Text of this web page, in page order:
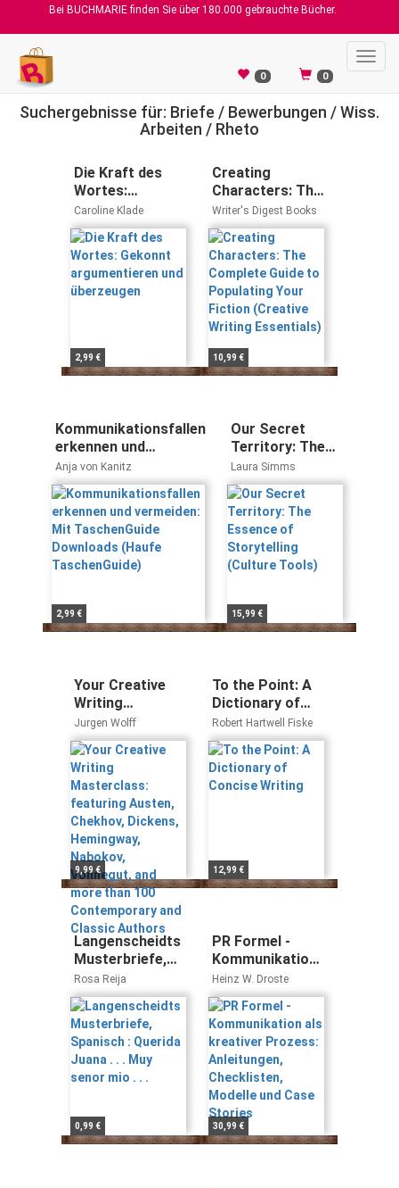
Bei BUCHMARIE finden Sie über 180.000 gebrauchte Bücher.
0 0
Suchergebnisse für: Briefe / Bewerbungen / Wiss.
Arbeiten / Rheto
Die Kraft des
Wortes:
Gekonnt
argumentieren
und überzeugen
Caroline Klade
2,99 €
Creating
Characters: The
Complete Guide
to Populating
Your Fiction
(Creative
Writing
Essentials)
Writer's Digest Books
10,99 €
Kommunikationsfallen
erkennen und
vermeiden: Mit
TaschenGuide
Downloads (Haufe
TaschenGuide)
Anja von Kanitz
2,99 €
Our Secret
Territory: The
Essence of
Storytelling
(Culture Tools)
Laura Simms
15,99 €
Your Creative
Writing
Masterclass:
featuring
Austen,
Chekhov,
Dickens,
Hemingway,
Nabokov,
Vonnegut, and
more than 100
Contemporary
and Classic
Authors
Jurgen Wolff
9,99 €
To the Point: A
Dictionary of
Concise Writing
Robert Hartwell Fiske
12,99 €
Langenscheidts
Musterbriefe,
Spanisch :
Querida Juana . .
. Muy senor mio .
. .
Rosa Reija
0,99 €
PR Formel -
Kommunikation
als kreativer
Prozess:
Anleitungen,
Checklisten,
Modelle und
Case Stories
Heinz W. Droste
30,99 €